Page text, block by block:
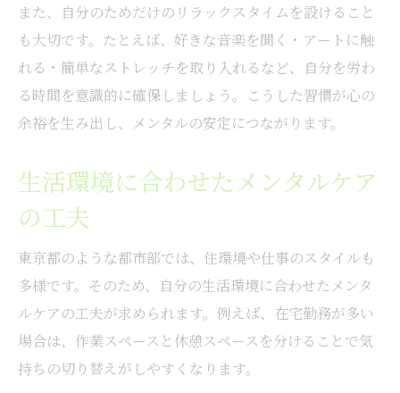
また、自分のためだけのリラックスタイムを設けること
も大切です。たとえば、好きな音楽を聞く・アートに触
れる・簡単なストレッチを取り入れるなど、自分を労わ
る時間を意識的に確保しましょう。こうした習慣が心の
余裕を生み出し、メンタルの安定につながります。
生活環境に合わせたメンタルケア
の工夫
東京都のような都市部では、住環境や仕事のスタイルも
多様です。そのため、自分の生活環境に合わせたメンタ
ルケアの工夫が求められます。例えば、在宅勤務が多い
場合は、作業スペースと休憩スペースを分けることで気
持ちの切り替えがしやすくなります。